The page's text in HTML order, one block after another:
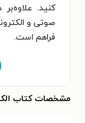
کنید.
صوتی و
فراهم است.
مشخصات کتاب